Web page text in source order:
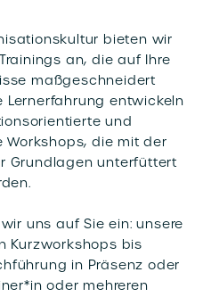
bieten wir
an, die auf Ihre
maßgeschneidert
Lernerfahrung entwickeln
und
die mit der
Grundlagen unterfüttert
uns auf Sie ein: unsere
Kurzworkshops bis
in Präsenz oder
oder mehreren